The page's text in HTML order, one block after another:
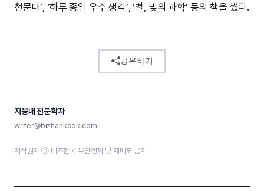
천문대’, ‘하루 종일 우주 생각’, ‘별, 빛의 과학’ 등의 책을 썼다.
공유하기
지웅배 천문학자
writer@bizhankook.com
저작권자 ⓒ 비즈한국 무단전재 및 재배포 금지